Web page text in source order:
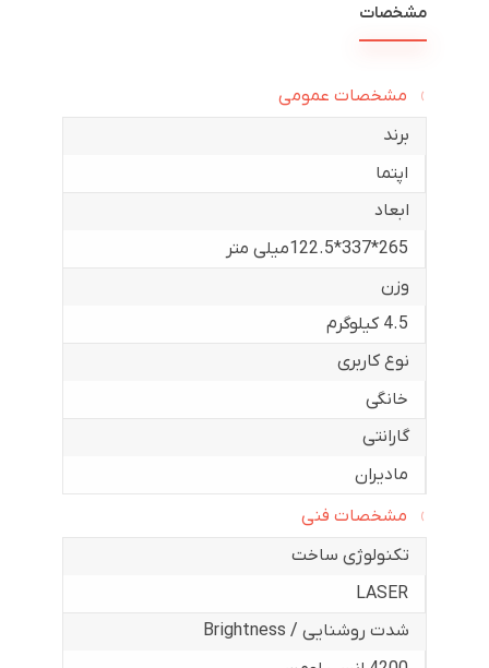
مشخصات
مشخصات عمومی
برند
اپتما
ابعاد
265*337*122.5میلی متر
وزن
4.5 کیلوگرم
نوع کاربری
خانگی
گارانتی
مادیران
مشخصات فنی
تکنولوژی ساخت
LASER
شدت روشنایی / Brightness